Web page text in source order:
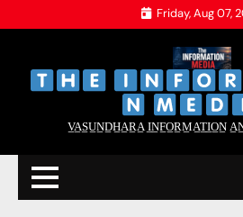
to
Friday, Aug 07,
V̲A̲S̲U̲N̲D̲H̲A̲R̲A̲ I̲N̲F̲O̲R̲M̲A̲T̲I̲O̲N̲